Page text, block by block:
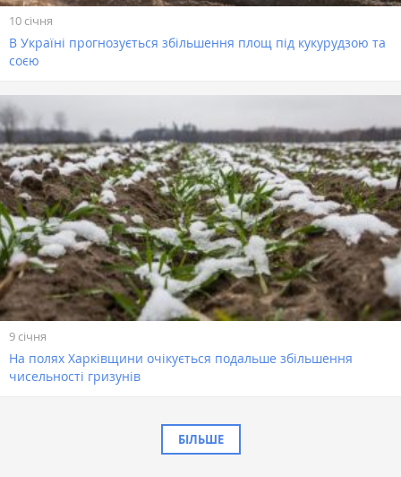
10 січня
В Україні прогнозується збільшення площ під кукурудзою та
соєю
9 січня
На полях Харківщини очікується подальше збільшення
чисельності гризунів
БІЛЬШЕ